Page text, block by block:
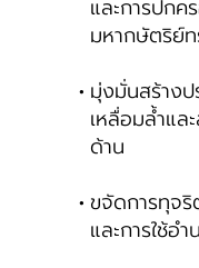
และการปกค
มหากษัตริย์ท
มุ่งมั่นสร้างป
เหลื่อมล้ำแล
ด้าน
ขจัดการทุจ
และการใช้อ